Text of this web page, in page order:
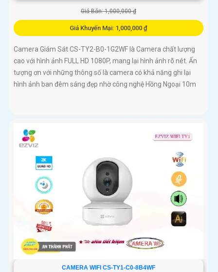
Giá Bán: 1,000,000 ₫
Giá Khuyến Mại: 1,000,000 ₫
Camera Giám Sát CS-TY2-B0-1G2WF là Camera chất lượng
cao với hình ảnh FULL HD 1080P, mang lại hình ảnh rõ nét. Ấn
tượng ơn với những thông số là camera có khả năng ghi lại
hình ảnh ban đêm sáng đẹp nhờ công nghệ Hồng Ngoại 10m
CAMERA WIFI CS-TY1-C0-8B4WF